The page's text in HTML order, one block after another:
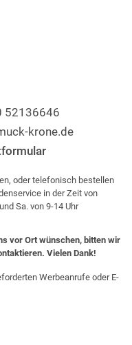
52136646
krone.de
oder telefonisch bestellen
in der Zeit von
Sa. von 9-14 Uhr
vor Ort wünschen, bitten wir
Vielen Dank!
Werbeanrufe oder E-